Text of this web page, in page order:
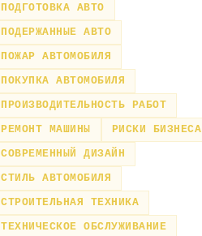
ПОДГОТОВКА АВТО
ПОДЕРЖАННЫЕ АВТО
ПОЖАР АВТОМОБИЛЯ
ПОКУПКА АВТОМОБИЛЯ
ПРОИЗВОДИТЕЛЬНОСТЬ РАБОТ
РЕМОНТ МАШИНЫ
РИСКИ БИЗНЕСА
СОВРЕМЕННЫЙ ДИЗАЙН
СТИЛЬ АВТОМОБИЛЯ
СТРОИТЕЛЬНАЯ ТЕХНИКА
ТЕХНИЧЕСКОЕ ОБСЛУЖИВАНИЕ